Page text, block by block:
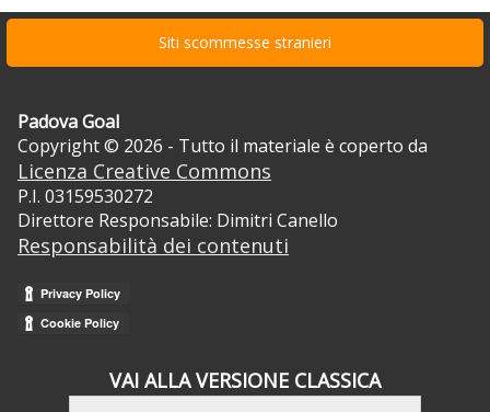
Siti scommesse stranieri
Padova Goal
Copyright © 2026 - Tutto il materiale è coperto da
Licenza Creative Commons
P.I. 03159530272
Direttore Responsabile: Dimitri Canello
Responsabilità dei contenuti
VAI ALLA VERSIONE CLASSICA